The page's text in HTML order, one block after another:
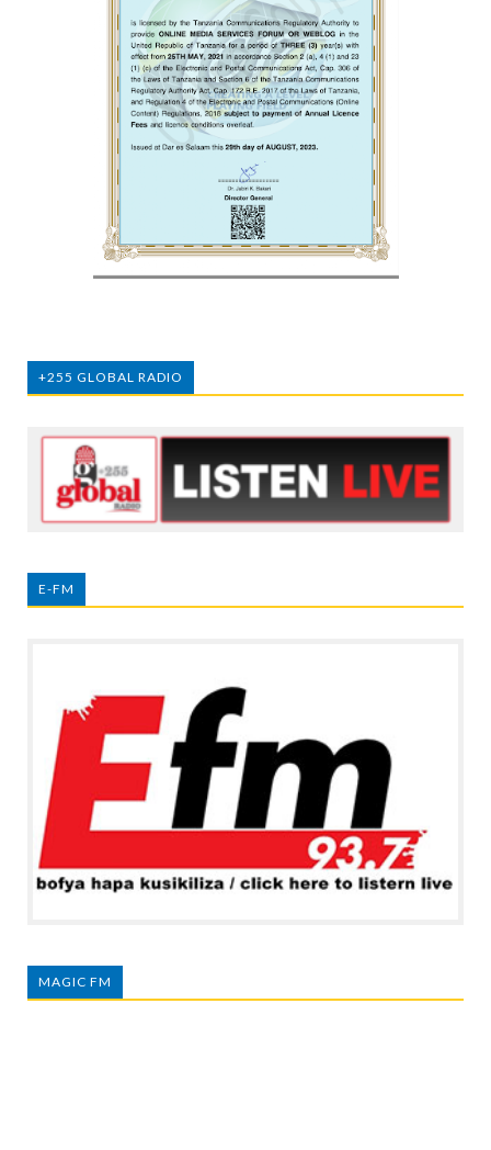
+255 GLOBAL RADIO
E-FM
MAGIC FM